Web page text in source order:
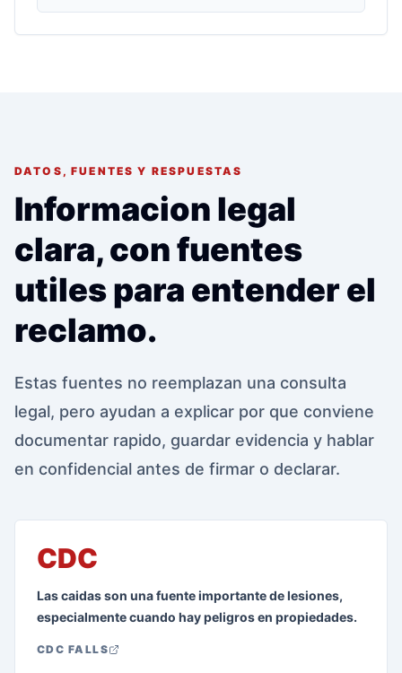
DATOS, FUENTES Y RESPUESTAS
Informacion legal
clara, con fuentes
utiles para entender el
reclamo.
Estas fuentes no reemplazan una consulta
legal, pero ayudan a explicar por que conviene
documentar rapido, guardar evidencia y hablar
en confidencial antes de firmar o declarar.
CDC
Las caidas son una fuente importante de lesiones,
especialmente cuando hay peligros en propiedades.
CDC FALLS